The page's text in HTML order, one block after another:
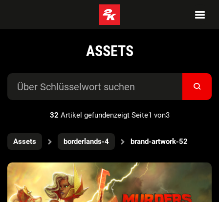
ASSETS
32 Artikel gefundenzeigt Seite1 von3
Assets borderlands-4 brand-artwork-52